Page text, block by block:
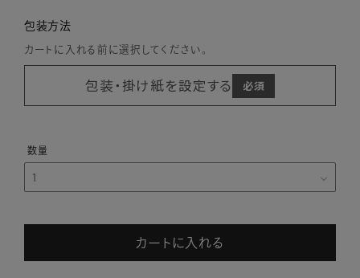
包装方法
カートに入れる前に選択してください。
包装・掛け紙を設定する
カートに入れる